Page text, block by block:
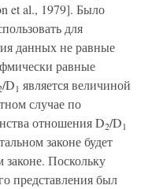
et al., 1979]. Было
для
данных не равные
равные
/D1 является величиной
случае по
отношения D2/D1
законе будет
Поскольку
представления был